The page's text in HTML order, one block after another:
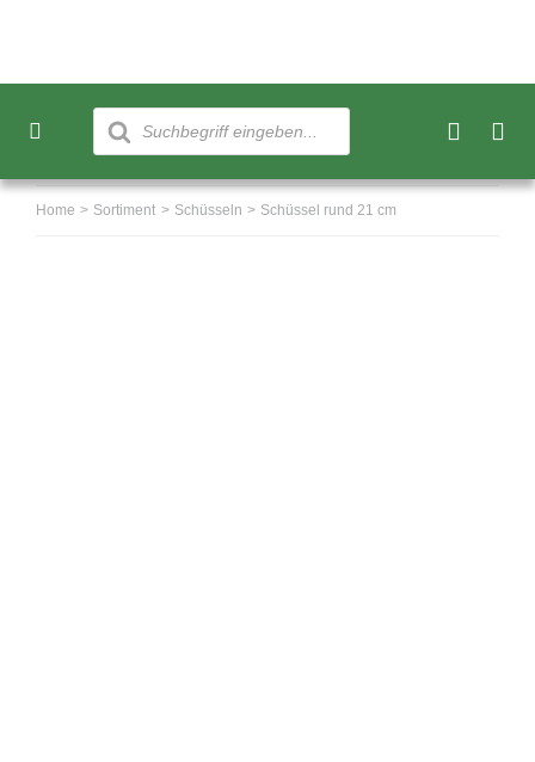
content
Products
search
Toggle
Neu
Home Sortiment Schüsseln Schüssel rund 21 cm